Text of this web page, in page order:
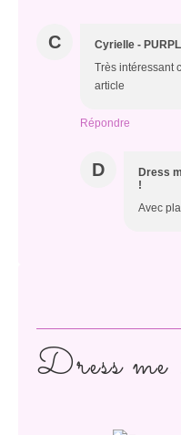
C Cyrielle -
Très intéressant
article
Répondre
D
Dress
!
Avec
Dress me